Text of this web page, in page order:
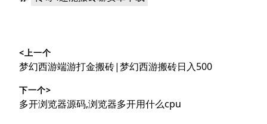
章
导
航
<上一个
上
文
章：
梦幻西游端游打金搬砖|梦幻西游搬砖日入500
下一个>
下
多开浏览器源码,浏览器多开用什么cpu